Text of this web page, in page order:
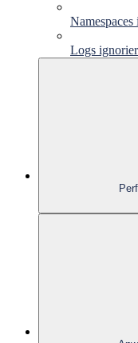
Namespaces
Logs